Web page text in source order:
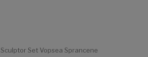
Sculptor Set Vopsea Sprancene